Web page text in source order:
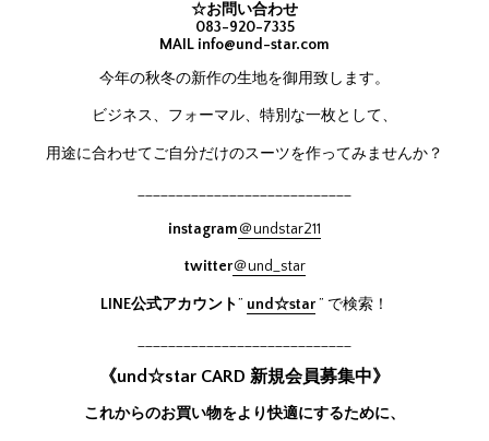
☆お問い合わせ
083-920-7335
MAIL info@und-star.com
今年の秋冬の新作の生地を御用致します。
ビジネス、フォーマル、特別な一枚として、
用途に合わせてご自分だけのスーツを作ってみませんか？
____________________________
instagram＠undstar211
twitter＠und_star
LINE公式アカウント” und☆star” で検索！
____________________________
《und☆star CARD 新規会員募集中》
これからのお買い物をより快適にするために、